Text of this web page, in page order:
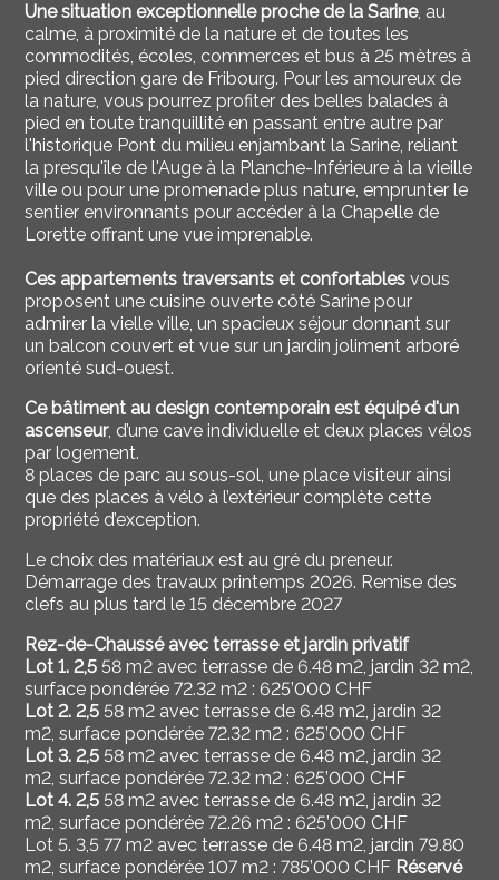
Une situation exceptionnelle proche de la Sarine, au
calme, à proximité de la nature et de toutes les
commodités, écoles, commerces et bus à 25 mètres à
pied direction gare de Fribourg. Pour les amoureux de
la nature, vous pourrez profiter des belles balades à
pied en toute tranquillité en passant entre autre par
l'historique Pont du milieu enjambant la Sarine, reliant
la presqu'île de l'Auge à la Planche-Inférieure à la vieille
ville ou pour une promenade plus nature, emprunter le
sentier environnants pour accéder à la Chapelle de
Lorette offrant une vue imprenable.
Ces appartements traversants et confortables vous
proposent une cuisine ouverte côté Sarine pour
admirer la vielle ville, un spacieux séjour donnant sur
un balcon couvert et vue sur un jardin joliment arboré
orienté sud-ouest.
Ce bâtiment au design contemporain est équipé d'un
ascenseur, d’une cave individuelle et deux places vélos
par logement.
8 places de parc au sous-sol, une place visiteur ainsi
que des places à vélo à l’extérieur complète cette
propriété d’exception.
Le choix des matériaux est au gré du preneur.
Démarrage des travaux printemps 2026. Remise des
clefs au plus tard le 15 décembre 2027
Rez-de-Chaussé avec terrasse et jardin privatif
Lot 1. 2,5 58 m2 avec terrasse de6.48 m2, jardin 32 m2,
surface pondérée 72.32 m2 : 625’000 CHF
Lot 2. 2,5 58 m2 avec terrasse de 6.48 m2, jardin 32
m2, surface pondérée 72.32 m2 : 625’000 CHF
Lot 3. 2,5 58 m2 avec terrasse de 6.48 m2, jardin 32
m2, surface pondérée 72.32 m2 : 625’000 CHF
Lot 4. 2,5 58 m2 avec terrasse de6.48 m2, jardin 32
m2, surface pondérée 72.26 m2 : 625’000 CHF
Lot 5. 3,577 m2 avec terrasse de6.48 m2, jardin79.80
m2, surface pondérée107 m2 : 785’000 CHF Réservé